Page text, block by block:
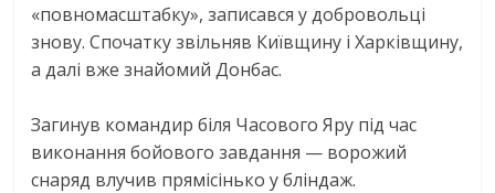
«повномасштабку», записався у добровольці
знову. Спочатку звільняв Київщину і Харківщину,
а далі вже знайомий Донбас.
Загинув командир біля Часового Яру під час
виконання бойового завдання — ворожий
снаряд влучив прямісінько у бліндаж.